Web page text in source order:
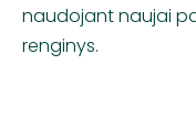
naudojant naujai
renginys.